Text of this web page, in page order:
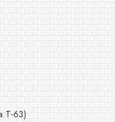
T-63)